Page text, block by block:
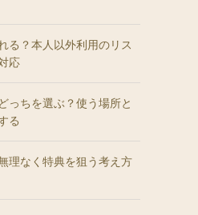
る？本人以外利用のリス
応
っちを選ぶ？使う場所と
る
理なく特典を狙う考え方